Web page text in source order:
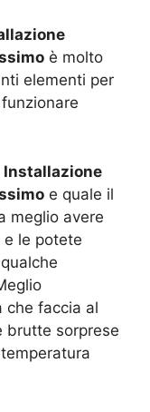
è molto
elementi per
Installazione
e quale il
meglio avere
le potete
che faccia al
brutte sorprese